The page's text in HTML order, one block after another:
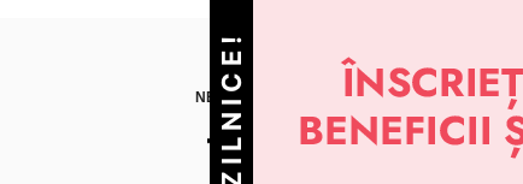
NE GĂSEȘTI PE